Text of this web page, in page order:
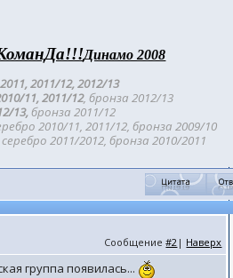
Динамо 2008
2011/12, 2012/13
11, 2011/12, бронза 2012/13
13, бронза 2011/12
2010/11, 2011/12, бронза 2009/10
серебро 2011/2012, бронза 2010/2011
Сообщение#2 | Наверх
группа появилась...